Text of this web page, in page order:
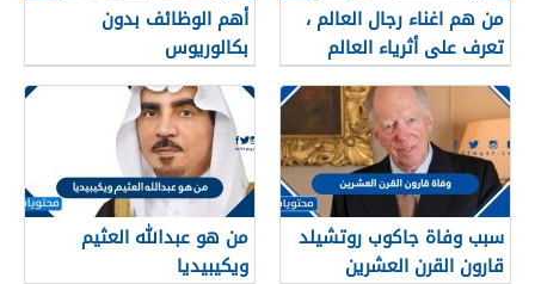
من هم اغناء رجال العالم ،
تعرف على أثرياء العالم
2024
أهم الوظائف بدون
بكالوريوس
سبب وفاة جاكوب روتشيلد
قارون القرن العشرين
من هو عبدالله العثيم
ويكيبيديا